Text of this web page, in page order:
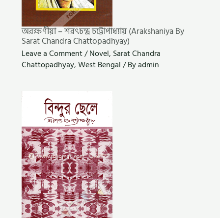
অরক্ষণীয়া – শরৎচন্দ্র চট্টোপাধ্যায় (Arakshaniya By
Sarat Chandra Chattopadhyay)
Leave a Comment/Novel, Sarat Chandra
Chattopadhyay,West Bengal/ Byadmin